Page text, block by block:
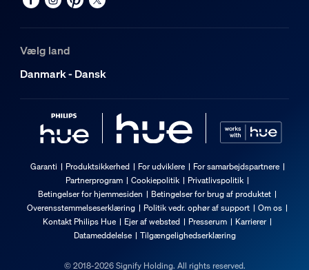
Vælg land
Danmark - Dansk
Garanti Produktsikkerhed For udviklere
For samarbejdspartnere
Partnerprogram
Cookiepolitik
Privatlivspolitik
Betingelser for hjemmesiden
Betingelser for brug af produktet
Overensstemmelseserklæring
Politik vedr. ophør af support
Om os
Kontakt Philips Hue
Ejer af websted Presserum
Karrierer
Datameddelelse
Tilgængelighedserklæring
© 2018-2026 Signify Holding. All rights reserved.